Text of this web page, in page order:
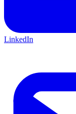
LinkedIn